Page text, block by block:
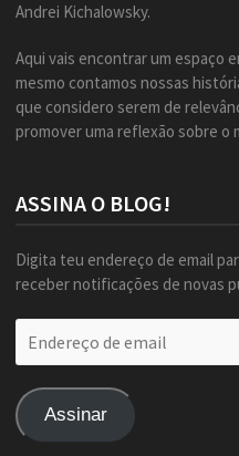
Andrei Kichalowsky.
Aqui vais encontrar um espaço
mesmo contamos nossas
que considero serem de
promover uma reflexão sobre o
ASSINA O BLOG!
Digita teu endereço de email
receber notificações de novas
de
Assinar